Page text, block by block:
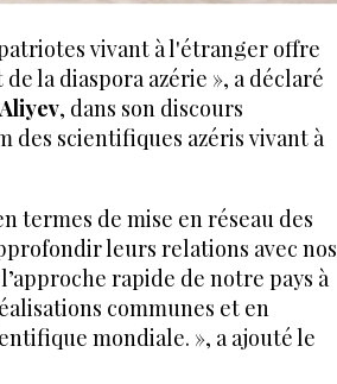
vivant à l'étranger offre
la diaspora azérie », a déclaré
, dans son discours
des scientifiques azéris vivant à
termes de mise en réseau des
leurs relations avec nos
rapide de notre pays à
communes et en
mondiale. », a ajouté le